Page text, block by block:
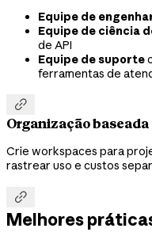
Equipe de
Equipe de ciência
de API
Equipe de suporte
ferramentas de

Organização
Crie workspaces para
rastrear uso e custos

Melhores